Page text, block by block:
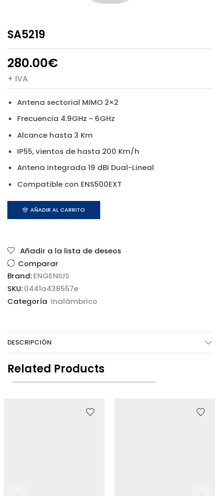
SA5219
280.00€
+ IVA
Antena sectorial MIMO 2×2
Frecuencia 4.9GHz ~ 6GHz
Alcance hasta 3 Km
IP55, vientos de hasta 200 Km/h
Antena integrada 19 dBi Dual-Lineal
Compatible con ENS500EXT
AÑADIR AL CARRITO
Añadir a la lista de deseos
Comparar
Brand:ENGENIUS
SKU:0441a438557e
Categoría Inalámbrico
DESCRIPCIÓN
Related Products